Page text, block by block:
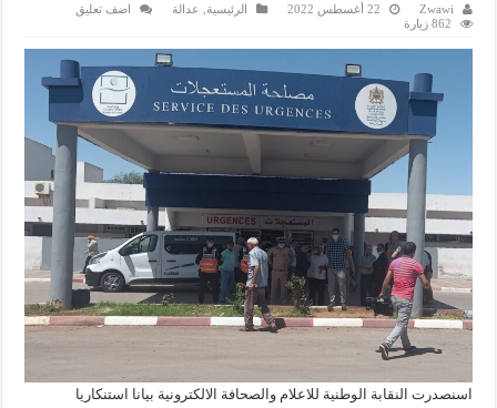
Zwawi 22 أغسطس 2022 الرئيسية عدالة
اضف تعليق
862 زيارة
اسنصدرت النقابة الوطنية للاعلام والصحافة الالكترونية بيانا استنكاريا